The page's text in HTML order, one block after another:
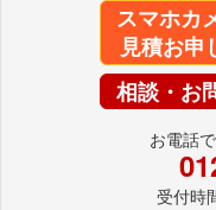
スマホカ
見積お申
相談・お
お電話
受付時